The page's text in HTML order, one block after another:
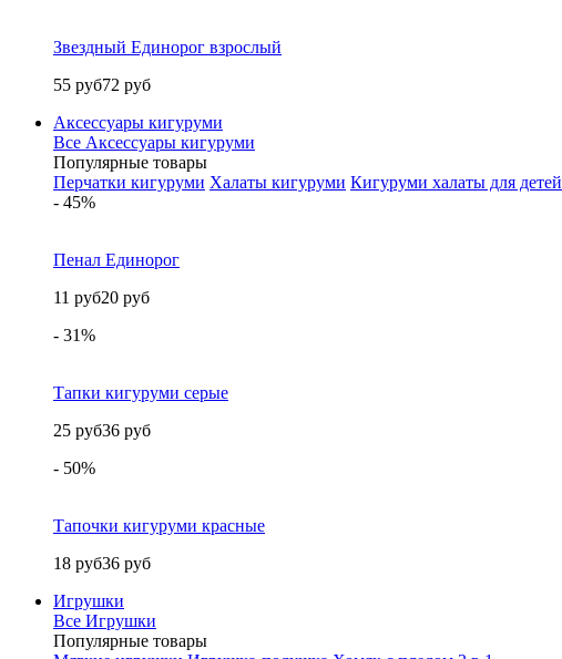
Звездный Единорог взрослый
55 руб72 руб
Аксессуары кигуруми
Все Аксессуары кигуруми
Популярные товары
Перчатки кигуруми Халаты кигуруми Кигуруми халаты для детей
- 45%
Пенал Единорог
11 руб20 руб
- 31%
Тапки кигуруми серые
25 руб36 руб
- 50%
Тапочки кигуруми красные
18 руб36 руб
Игрушки
Все Игрушки
Популярные товары